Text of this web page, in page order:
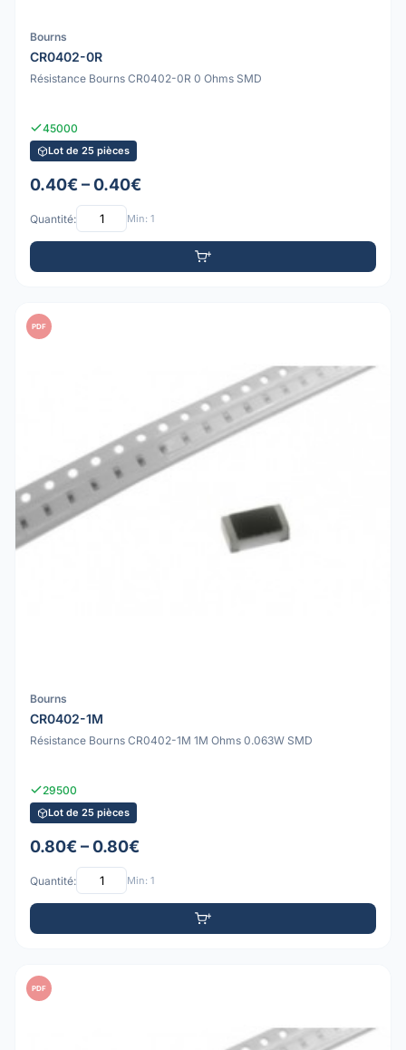
Bourns
CR0402-0R
Résistance Bourns CR0402-0R 0 Ohms SMD
45000
Lot de 25 pièces
0.40€ – 0.40€
Quantité: Min: 1
PDF
Bourns
CR0402-1M
Résistance Bourns CR0402-1M 1M Ohms 0.063W SMD
29500
Lot de 25 pièces
0.80€ – 0.80€
Quantité: Min: 1
PDF